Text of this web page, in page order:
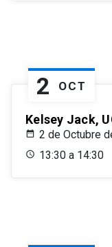
2 OCT
Kelsey Jack,
2 de Octubre
13:30 a 14:30